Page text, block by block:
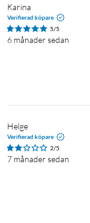
Karina
Verifierad köpare
5/5
6 månader sedan
Helge
Verifierad köpare
2/5
7 månader sedan